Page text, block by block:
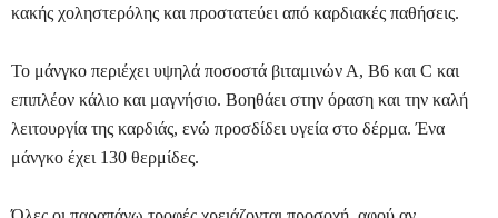
κακής χοληστερόλης και προστατεύει από καρδιακές παθήσεις.
Το μάνγκο περιέχει υψηλά ποσοστά βιταμινών Α, Β6 και C και
επιπλέον κάλιο και μαγνήσιο. Βοηθάει στην όραση και την καλή
λειτουργία της καρδιάς, ενώ προσδίδει υγεία στο δέρμα. Ένα
μάνγκο έχει 130 θερμίδες.